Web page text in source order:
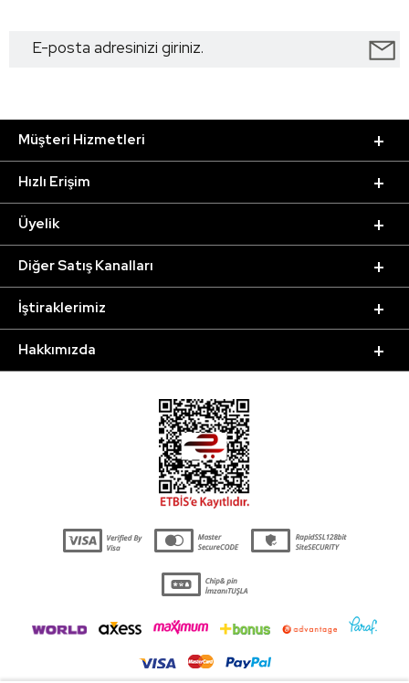
Müşteri Hizmetleri
Hızlı Erişim
Üyelik
Diğer Satış Kanalları
İştiraklerimiz
Hakkımızda